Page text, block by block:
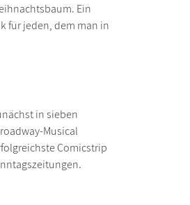
Ein
für jeden, dem man in
in sieben
Musical
Comicstrip